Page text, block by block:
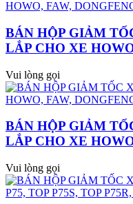
BÁN HỘP GIẢM
LẮP CHO XE
Vui lòng gọi
BÁN HỘP GIẢM
LẮP CHO XE
Vui lòng gọi